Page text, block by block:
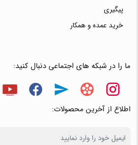
پیگیری
خرید عمده و همکار
ما را در شبکه های اجتماعی دنبال کنید:
اطلاع از آخرین محصولات: